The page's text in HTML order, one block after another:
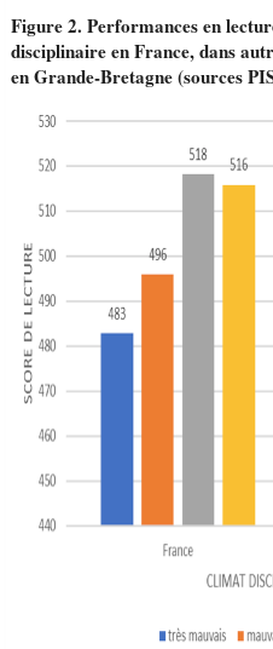
Figure2. Performances en
disciplinaire en France, dans
en Grande-Bretagne (sources